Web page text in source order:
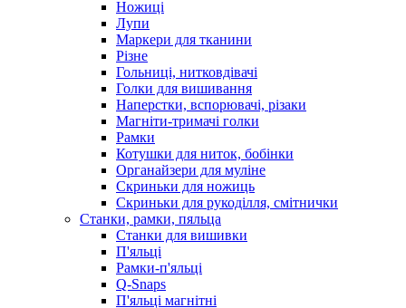
Ножиці
Лупи
Маркери для тканини
Різне
Гольниці, нитковдівачі
Голки для вишивання
Наперстки, вспорювачі, різаки
Магніти-тримачі голки
Рамки
Котушки для ниток, бобінки
Органайзери для муліне
Скриньки для ножиць
Скриньки для рукоділля, смітнички
Станки, рамки, пяльца
Станки для вишивки
П'яльці
Рамки-п'яльці
Q-Snaps
П'яльці магнітні